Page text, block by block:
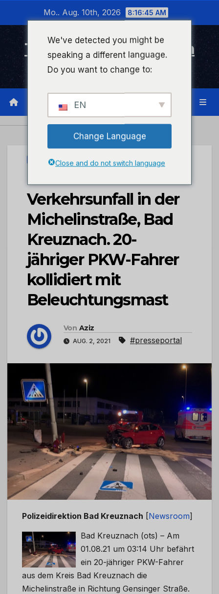
wechseln
Mo.. Aug. 10th, 2026 8:16:45 AM
Timeline Bad Kreuznach
Infonetzwerk für Bad Kreuznach
PRESSEPORTAL
POL-PDKH:
Verkehrsunfall in der
Michelinstraße, Bad
Kreuznach. 20-
jähriger PKW-Fahrer
kollidiert mit
Beleuchtungsmast
Von Aziz
AUG. 2, 2021 #presseportal
Polizeidirektion Bad Kreuznach [Newsroom]
Bad Kreuznach (ots) – Am
01.08.21 um 03:14 Uhr befährt
ein 20-jähriger PKW-Fahrer
aus dem Kreis Bad Kreuznach die
Michelinstraße in Richtung Gensinger Straße.
We've detected you might be
speaking a different language.
Do you want to change to:
EN
Change Language
Close and do not switch language